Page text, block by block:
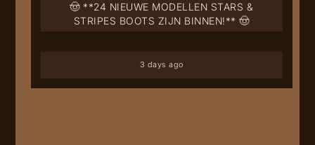
🤠 **24 NIEUWE MODELLEN STARS &
STRIPES BOOTS ZIJN BINNEN!** 🤠
3 days ago